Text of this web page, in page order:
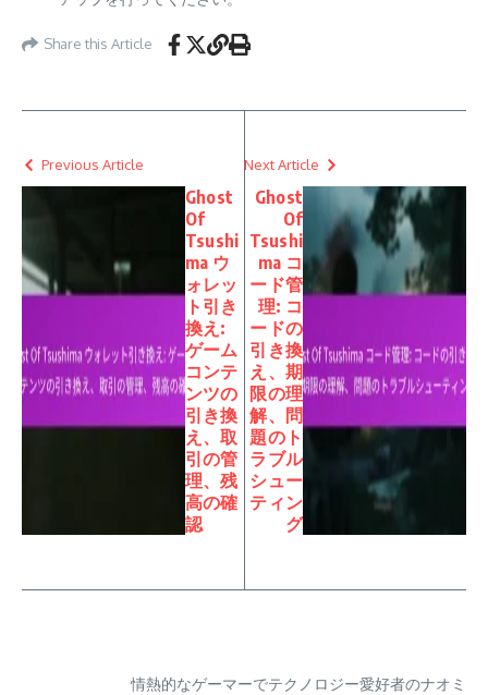
Share this Article
Previous Article
Ghost
Of
Tsushi
ma ウ
ォレッ
ト引き
換え:
ゲーム
コンテ
ンツの
引き換
え、取
引の管
理、残
高の確
認
Next Article
Ghost
Of
Tsushi
ma コ
ード管
理: コ
ードの
引き換
え、期
限の理
解、問
題のト
ラブル
シュー
ティン
グ
情熱的なゲーマーでテクノロジー愛好者のナオミ